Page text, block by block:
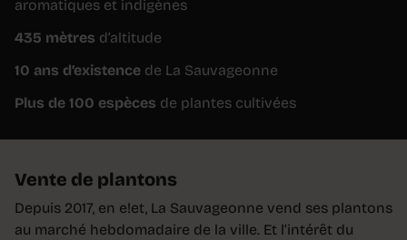
aromatiques et indigènes
435 mètres d’altitude
10 ans d’existence de La Sauvageonne
Plus de 100 espèces de plantes cultivées
Vente de plantons
Depuis 2017, en e!et, La Sauvageonne vend ses plantons
au marché hebdomadaire de la ville. Et l’intérêt du